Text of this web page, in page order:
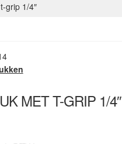
grip 1/4″
MET T-GRIP 1/4″